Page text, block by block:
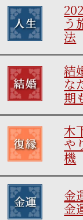
う
法
結
な
期
木
や
機
金
金